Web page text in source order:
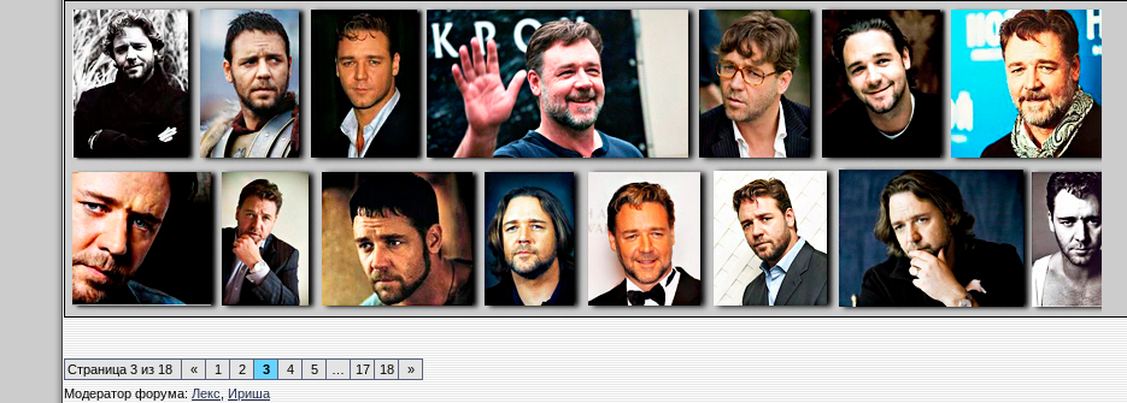
Страница 3 из 18 « 1 2 3 4 5 17 18
»
Модератор форума:Лекс,Ириша